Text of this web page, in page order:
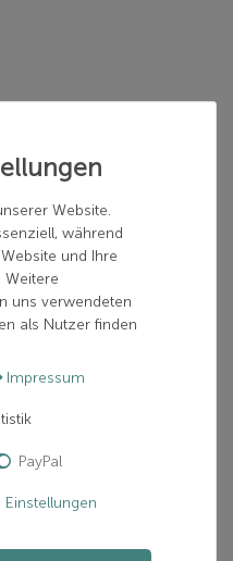
Warenkorb
Website.
während
und Ihre
Weitere
uns verwendeten
als Nutzer finden
Impressum
PayPal
Einstellungen